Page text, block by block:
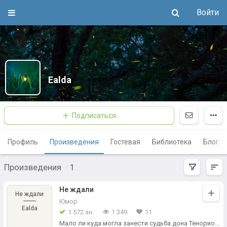
Войти
Ealda
Подписаться
Профиль Произведения Гостевая Библиотека Блог
Произведения · 1
Не ждали
Ealda
Не ждали
Юмор
1 572 зн.
1 349
11
Мало ли куда могла занести судьба дона Тенорио...